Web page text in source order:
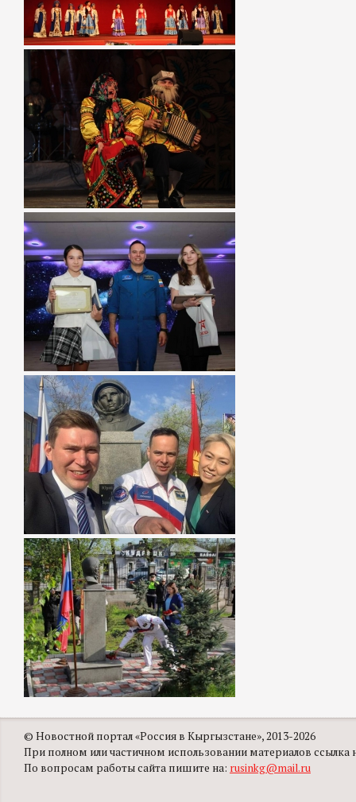
© Новостной портал «Россия в Кыргызстане», 2013-2026
При полном или частичном использовании материалов ссылка
По вопросам работы сайта пишите на: rusinkg@mail.ru